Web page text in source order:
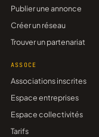
Publier une annonce
Créer un réseau
Trouver un partenariat
ASSOCE
Associations inscrites
Espace entreprises
Espace collectivités
Tarifs